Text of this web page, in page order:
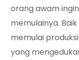
orang awam
memulainya.
memulai
yang